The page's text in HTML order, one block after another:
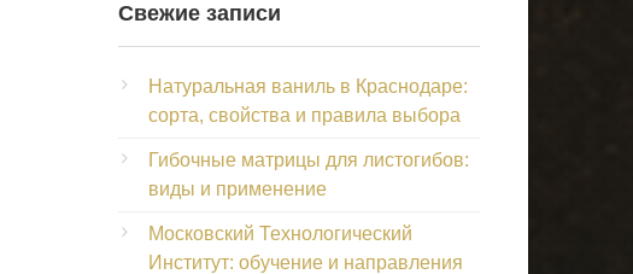
Свежие записи
Натуральная ваниль в Краснодаре:
сорта, свойства и правила выбора
Гибочные матрицы для листогибов:
виды и применение
Московский Технологический
Институт: обучение и направления